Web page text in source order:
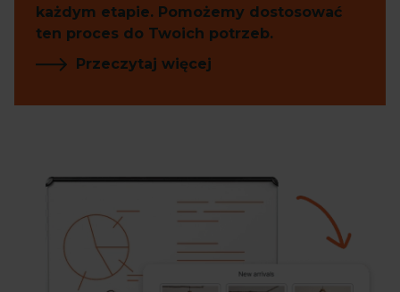
każdym etapie. Pomożemy dostosować
ten proces do Twoich potrzeb.
Przeczytaj więcej